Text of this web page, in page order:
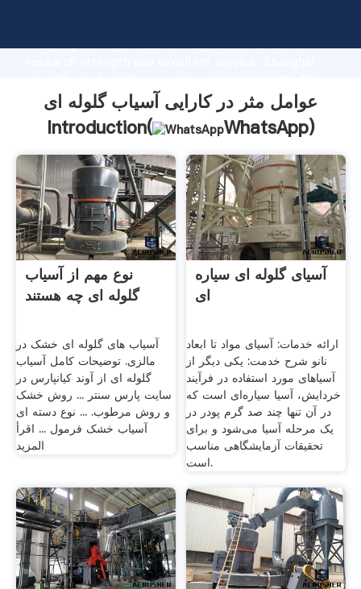
Grasping strong production capability, advanced
value and bring values to all of customers.
عوامل مثر در کارایی آسیاب گلوله ای
Introduction(
WhatsApp)
نوع مهم از آسیاب
گلوله ای چه هستند
آسیاب های گلوله ای خشک در
مالزی. توضیحات کامل آسیاب
گلوله ای از آوند کیانپارس در
سایت پارس سنتر ... روش خشک
و روش مرطوب. ... نوع دسته ای
آسیاب خشک فرمول ... اقرأ
المزيد
آسیای گلوله ای سیاره
ای
ارائه خدمات: آسیای مواد تا ابعاد
نانو شرح خدمت: یکی دیگر از
آسیاهای مورد استفاده در فرآیند
خردایش، آسیا سیاره‌ای است که
در آن تنها چند صد گرم پودر در
یک مرحله آسیا می‌شود و برای
تحقیقات آزمایشگاهی مناسب
است.